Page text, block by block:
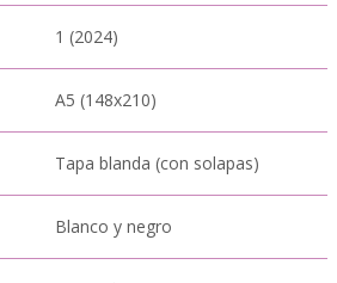
1 (2024)
A5 (148x210)
Tapa blanda (con solapas)
Blanco y negro